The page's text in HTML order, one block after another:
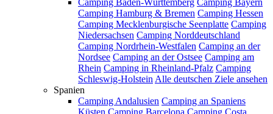
Camping Baden-Württemberg Camping Bayern
Camping Hamburg & Bremen Camping Hessen
Camping Mecklenburgische Seenplatte Camping
Niedersachsen Camping Norddeutschland
Camping Nordrhein-Westfalen Camping an der
Nordsee Camping an der Ostsee Camping am
Rhein Camping in Rheinland-Pfalz Camping
Schleswig-Holstein Alle deutschen Ziele ansehen
Spanien
Camping Andalusien Camping an Spaniens
Küsten Camping Barcelona Camping Costa